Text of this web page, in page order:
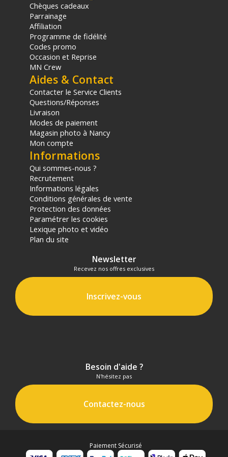
Garantie 2 ans
(1) Offre valable jusqu'au 31 Décembre 2030 à partir de 49 euros
d'achat, sur la base d'une expédition Chronopost 24H vers un point
relais situé en France continentale uniquement, valable uniquement
sur les produits de moins de 1m et moins de 20Kg.
(2) Nombre de points Fidélité estimés, hors remises au panier, basé
sur le prix TTC en €, les points seront effectivement calculés dans le
panier.
Chèques cadeaux
Parrainage
Affiliation
Programme de fidélité
Codes promo
Occasion et Reprise
MN Crew
Aides & Contact
Contacter le Service Clients
Questions/Réponses
Livraison
Modes de paiement
Magasin photo à Nancy
Mon compte
Informations
Qui sommes-nous ?
Recrutement
Informations légales
Conditions générales de vente
Protection des données
Paramétrer les cookies
Lexique photo et vidéo
Plan du site
Newsletter
Recevez nos offres exclusives
Inscrivez-vous
Besoin d'aide ?
N'hésitez pas
Contactez-nous
Paiement Sécurisé